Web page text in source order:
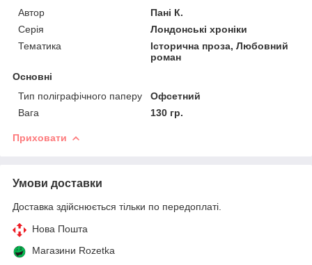
Автор
Пані К.
Серія
Лондонські хроніки
Тематика
Історична проза, Любовний
роман
Основні
Тип поліграфічного паперу
Офсетний
Вага
130 гр.
Приховати
Умови доставки
Доставка здійснюється тільки по передоплаті.
Нова Пошта
Магазини Rozetka